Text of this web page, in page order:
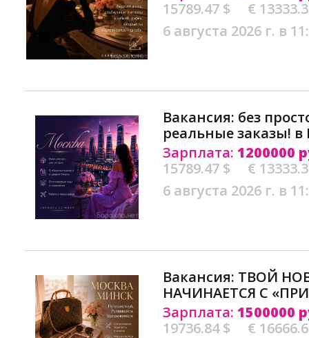
15789.47 $
€
6 августа 2026 г. в
Вакансия: без
реальные заказы! в
Зарплата: 1200000
15789.47 $
€
6 августа 2026 г. в
Вакансия: ТВОЙ
НАЧИНАЕТСЯ С
Зарплата: 1500000
19736.84 $
€